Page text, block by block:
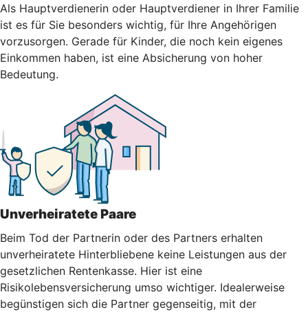
Als Hauptverdienerin oder Hauptverdiener in Ihrer Familie
ist es für Sie besonders wichtig, für Ihre Angehörigen
vorzusorgen. Gerade für Kinder, die noch kein eigenes
Einkommen haben, ist eine Absicherung von hoher
Bedeutung.
Unverheiratete Paare
Beim Tod der Partnerin oder des Partners erhalten
unverheiratete Hinterbliebene keine Leistungen aus der
gesetzlichen Rentenkasse. Hier ist eine
Risikolebensversicherung umso wichtiger. Idealerweise
begünstigen sich die Partner gegenseitig, mit der